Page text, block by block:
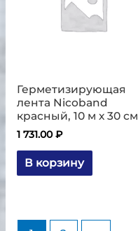
Герметизирующая
лента Nicoband
красный, 10 м х 30 см
1 731.00₽
В корзину